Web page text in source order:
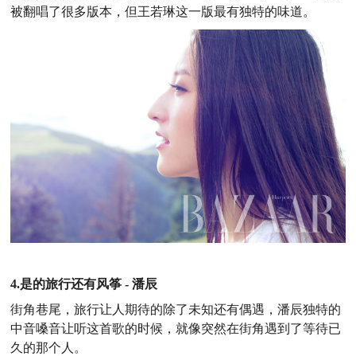
被翻唱了很多版本，但王若琳这一版最有独特的味道。
4.是的旅行还有风筝 - 潘辰
街角巷尾，旅行让人期待的除了未知还有偶遇，潘辰独特的
中音嗓音让听这首歌的时候，就像突然在街角遇到了等待已
久的那个人。